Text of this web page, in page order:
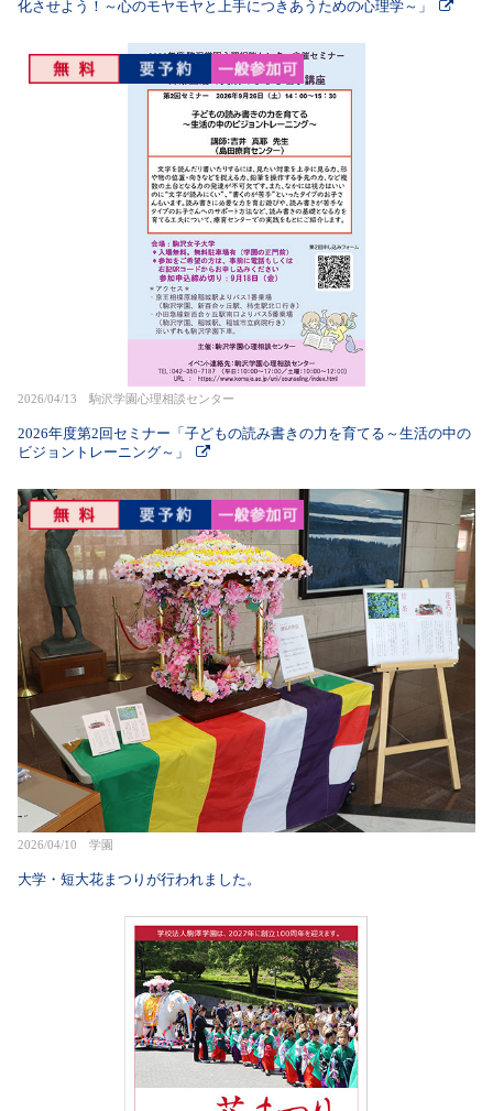
化させよう！～心のモヤモヤと上手につきあうための心理学～」
2026/04/13 駒沢学園心理相談センター
2026年度第2回セミナー「子どもの読み書きの力を育てる～生活の中の
ビジョントレーニング～」
2026/04/10 学園
大学・短大花まつりが行われました。